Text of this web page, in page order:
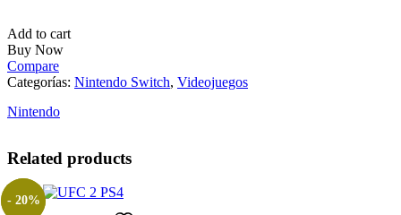
Add to cart
Buy Now
Compare
Categorías: Nintendo Switch, Videojuegos
Nintendo
Related products
- 20%